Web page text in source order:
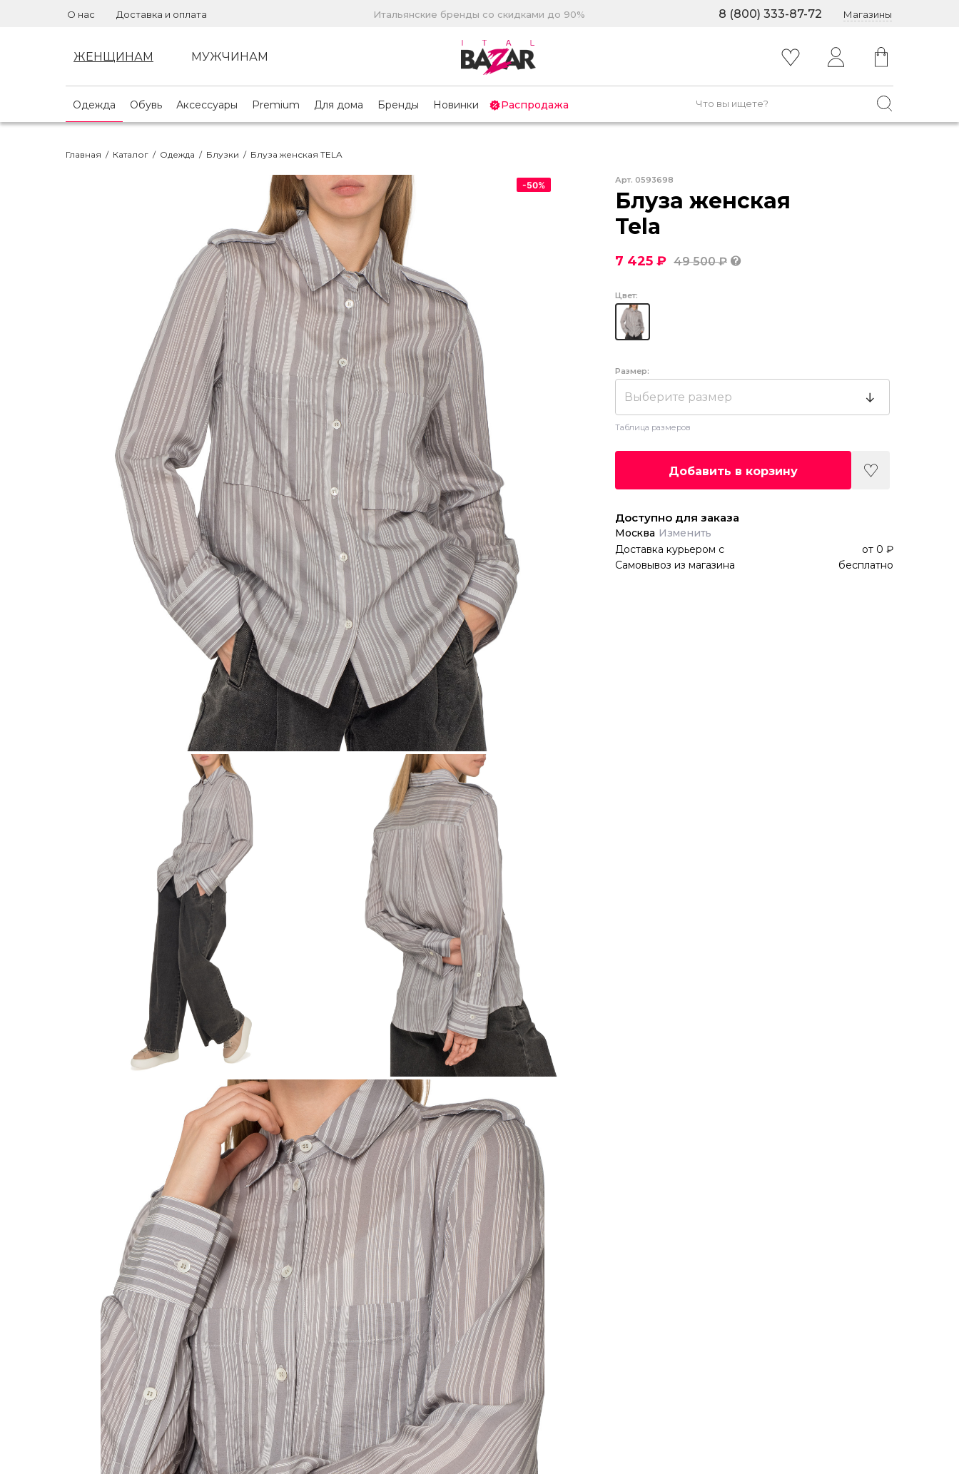
О нас Доставка и оплата Итальянские бренды со скидками до 90% 8 (800) 333-87-72 Магазины
ЖЕНЩИНАМ МУЖЧИНАМ
Одежда Обувь Аксессуары Premium Для дома Бренды Новинки Распродажа
Главная / Каталог / Одежда / Блузки / Блуза женская TELA
-50% Арт. 0593698
Блуза женская
Tela
7 425 ₽ 49 500 ₽
Цвет:
Размер:
Выберите размер
Таблица размеров
Добавить в корзину
Доступно для заказа
Москва Изменить
Доставка курьером с от 0 ₽
Самовывоз из магазина
бесплатно